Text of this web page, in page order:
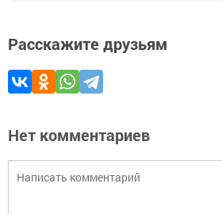
Расскажите друзьям
Нет комментариев